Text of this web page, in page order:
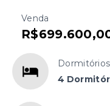
Venda
Dormitórios
4